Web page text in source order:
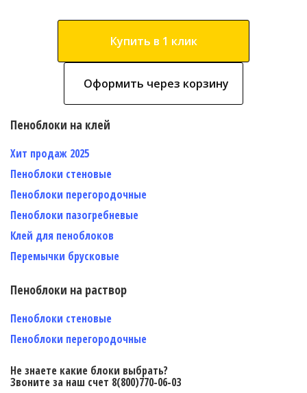
Купить в 1 клик
Оформить через корзину
Пеноблоки на клей
Хит продаж 2025
Пеноблоки стеновые
Пеноблоки перегородочные
Пеноблоки пазогребневые
Клей для пеноблоков
Перемычки брусковые
Пеноблоки на раствор
Пеноблоки стеновые
Пеноблоки перегородочные
Не знаете какие блоки выбрать?
Звоните за наш счет 8(800)770-06-03